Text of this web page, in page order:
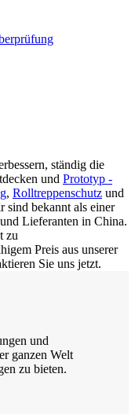
ständig die
und Prototyp -
, Rolltreppenschutz und
sind bekannt als einer
Lieferanten in China.
zu
Preis aus unserer
Sie uns jetzt.
und
ganzen Welt
zu bieten.